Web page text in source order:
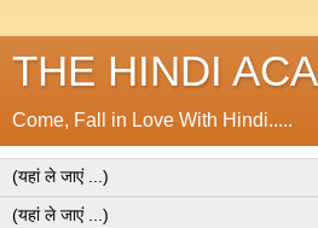
THE HINDI
Come, Fall in Love With Hindi.....